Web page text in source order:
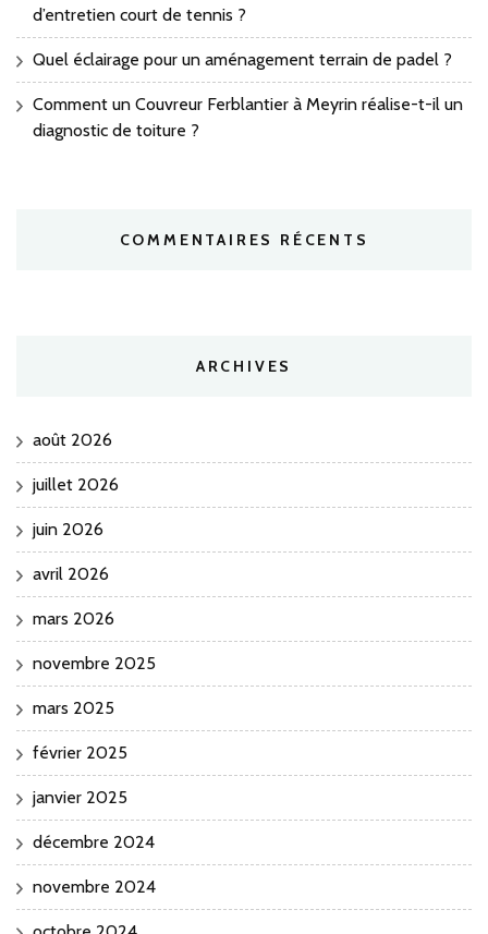
d’entretien court de tennis ?
Quel éclairage pour un aménagement terrain de padel ?
Comment un Couvreur Ferblantier à Meyrin réalise-t-il un
diagnostic de toiture ?
COMMENTAIRES RÉCENTS
ARCHIVES
août 2026
juillet 2026
juin 2026
avril 2026
mars 2026
novembre 2025
mars 2025
février 2025
janvier 2025
décembre 2024
novembre 2024